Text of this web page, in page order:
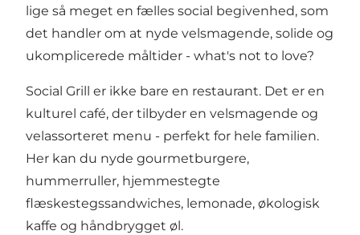
lige så meget en fælles social begivenhed, som
det handler om at nyde velsmagende, solide og
ukomplicerede måltider - what's not to love?
Social Grill er ikke bare en restaurant. Det er en
kulturel café, der tilbyder en velsmagende og
velassorteret menu - perfekt for hele familien.
Her kan du nyde gourmetburgere,
hummerruller, hjemmestegte
flæskestegssandwiches, lemonade, økologisk
kaffe og håndbrygget øl.